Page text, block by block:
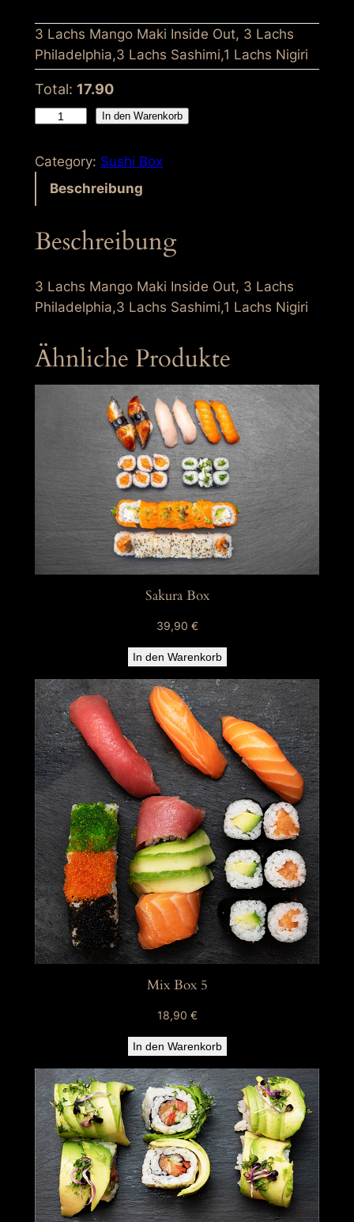
3 Lachs Mango Maki Inside Out, 3 Lachs
Philadelphia,3 Lachs Sashimi,1 Lachs Nigiri
Total: 17.90
c
o
3
M
n
g
e
In den Warenkorb
Category: Sushi Box
Beschreibung
Beschreibung
3 Lachs Mango Maki Inside Out, 3 Lachs
Philadelphia,3 Lachs Sashimi,1 Lachs Nigiri
Ähnliche Produkte
Sakura Box
39,90 €
In den Warenkorb
Mix Box 5
18,90 €
In den Warenkorb